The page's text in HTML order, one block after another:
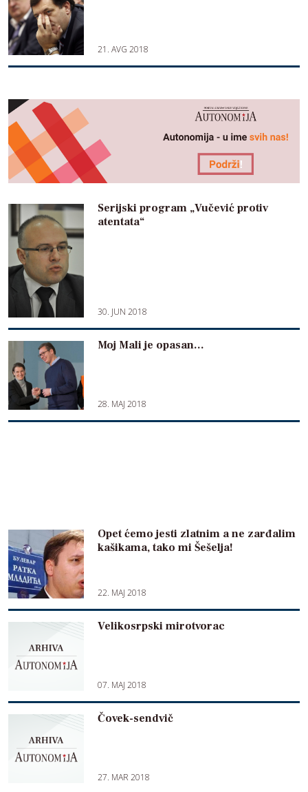
21. AVG 2018
Serijski program „Vučević protiv
atentata“
30. JUN 2018
Moj Mali je opasan…
28. MAJ 2018
Opet ćemo jesti zlatnim a ne zarđalim
kašikama, tako mi Šešelja!
22. MAJ 2018
Velikosrpski mirotvorac
07. MAJ 2018
Čovek-sendvič
27. MAR 2018